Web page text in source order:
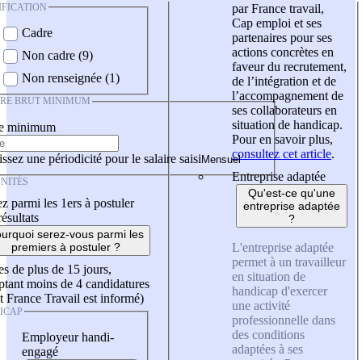
Cadre
Non cadre (9)
Non renseignée (1)
BRUT MINIMUM
minimum
une périodicité pour le salaire saisi
parmi les 1ers à postuler
serez-vous parmi les
premiers à postuler ?
de plus de 15 jours,
moins de 4 candidatures
France Travail est informé)
Employeur handi-
engagé
par France travail,
Cap emploi et ses
partenaires pour ses
actions concrètes en
faveur du recrutement,
de l’intégration et de
l’accompagnement de
ses collaborateurs en
situation de handicap.
Pour en savoir plus,
consultez cet article.
Entreprise adaptée
Qu'est-ce qu'une
entreprise adaptée
?
L'entreprise adaptée
permet à un travailleur
en situation de
handicap d'exercer
une activité
professionnelle dans
des conditions
adaptées à ses